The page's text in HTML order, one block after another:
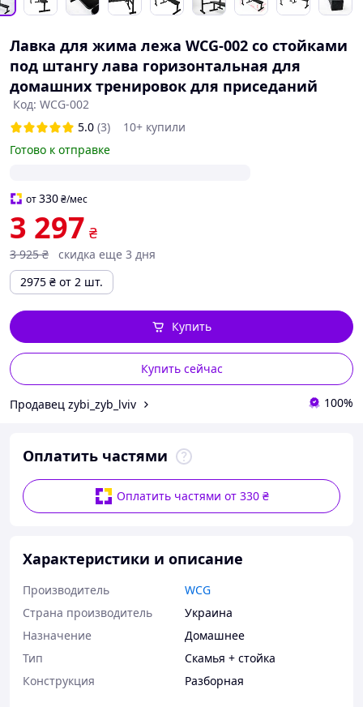
Лавка для жима лежа WCG-002 со стойками
под штангу лава горизонтальная для
домашних тренировок для приседаний
Код: WCG-002
5.0 (3)
10+ купили
Готово к отправке
от330₴/мес
3 297 ₴
3 925 ₴
скидка еще 3 дня
2975 ₴ от 2 шт.
Купить сейчас
Купить
Продавец zybi_zyb_lviv 100%
Оплатить частями
Оплатить частями от 330 ₴
Характеристики и описание
Производитель
WCG
Страна производитель
Украина
Назначение
Домашнее
Тип
Скамья + стойка
Конструкция
Разборная